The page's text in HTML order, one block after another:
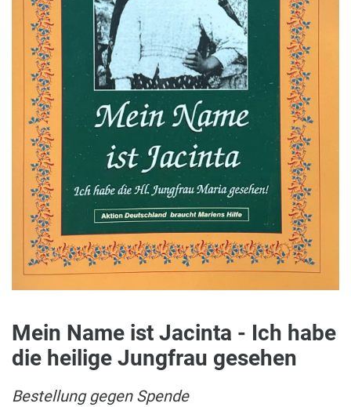
Mein Name ist Jacinta - Ich habe
die heilige Jungfrau gesehen
Bestellung gegen Spende